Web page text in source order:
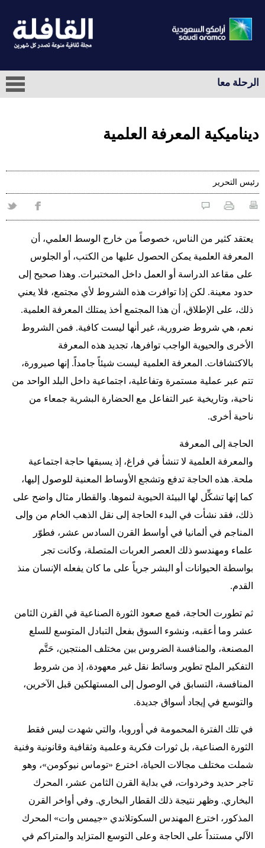
الرحلة معا
ديناميكية المعرفة العلمية
رئيس التحرير
يعتقد كثير من الناس، خصوصاً من خارج الوسط العلمي، أن
المعرفة العلمية يمكن الحصول عليها من الكتب، أو الجلوس
على مقاعد الدراسة أو العمل داخل المختبرات. وهذا صحيح إلى
حدود معينة. لكن إذا توافرت هذه الشروط لأي مجتمع، فلا يعني
ذلك، على الإطلاق، أن هذا المجتمع أخذ يمتلك المعرفة العلمية.
نعم، هي شروط ضرورية، غير أنها ليست كافية. فمن الشروط
الأخرى والحيوية الواجب توافرها، تجديد هذه المعرفة
بالاكتشافات. المعرفة العلمية ليست شيئاً جامداً. إنها صيرورة،
تتم عبر عملية مستمرة وتفاعلية، اجتماعية داخل البلد الواحد من
ناحية، وتاريخية عبر التفاعل مع الحضارة البشرية جمعاء من
ناحية أخرى.
الحاجة إلى المعرفة
والمعرفة العلمية لا تنشأ في فراغ، إذ يسبقها حاجة اجتماعية
ملحة. هذه الحاجة تدفع وتشجع الأوساط المعنية للوصول إليها،
كما إنها تشكِّل لها البيئة الحيوية لنموها. والقطار مثال واضح على
ذلك، فقد نشأت في البدء الحاجة إلى نقل الذهب الخام من وإلى
المناجم في ألمانيا في أواسط القرن السادس عشر، فطوّر
علماء ومهندسو ذلك العصر العربات المتصلة، وكانت تجر
بواسطة الحيوانات أو البشر جرياً على ما كان يفعله الإنسان منذ
القدم.
ثم تطورت الحاجة، فمع صعود الثورة الصناعية في القرن الثامن
عشر وما أعقبه، ونشوء السوق بفعل التبادل المتوسع للسلع
المصنعة، والمنافسة الضروس بين مختلف المنتجين، حَتَّم
التفكير الملح تطوير وسائط نقل غير معهودة، إذ من شروط
المنافسة، التسابق في الوصول إلى المستهلكين قبل الآخرين،
والتوسع في إيجاد أسواق جديدة.
في تلك الفترة المحمومة في أوروبا، والتي شهدت ليس فقط
الثورة الصناعية، بل ثورات فكرية وعلمية وثقافية وقانونية وفنية
شملت مختلف مجالات الحياة، اخترع «توماس نيوكومن»، وهو
تاجر حديد وخردوات، في بداية القرن الثامن عشر، المحرك
البخاري. وظهر نتيجة ذلك القطار البخاري. وفي أواخر القرن
المذكور، اخترع المهندس السكوتلاندي «جيمس وات» المحرك
الآلي مستنداً على الحاجة وعلى التوسع المتزايد والمتراكم في